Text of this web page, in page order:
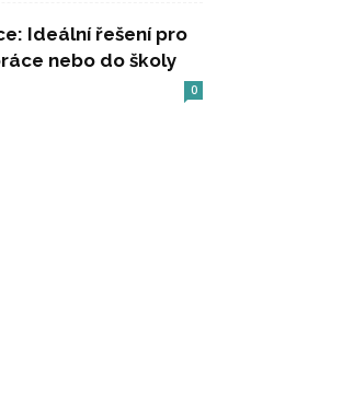
Ideální řešení pro
nebo do školy
0